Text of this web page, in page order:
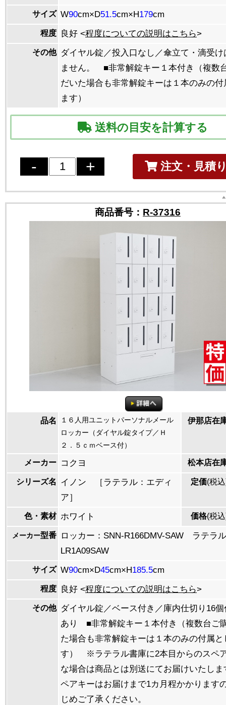
サイズ W90cm×D51.5cm×H179cm
程度 良好 <程度についての説明はこちら>
その他 ダイヤル錠／投入口なし／傘立て・滴受
ません。 ■非常解錠キー１本付き（複数
だいた場合も非常解錠キーは１本のみの
ます）
送料の目安を計算する
注文・見積
商品番号： R-37316
品名
１６人用ユニットパーソナルメール
ロッカー（ダイヤル錠タイプ／Ｈ
２．５ｃｍベース付）
伊那店在
メーカー コクヨ 松本店在
シリーズ名
イノン ［ラテラル：エディ
ア］
定価(税
色・素材 ホワイト 価格(税
メーカー型番
ロッカー：SNN-R166DMV-SAW ラテラ
LR1A09SAW
サイズ W90cm×D45cm×H185.5cm
程度 良好 <程度についての説明はこちら>
その他 ダイヤル錠／ベース付き／庫内仕切り16
あり ■非常解錠キー１本付き（複数台ご
た場合も非常解錠キーは１本のみの付属
す） ※ラテラル書庫に2本目からのスペ
な場合は商品とは別送にてお届けいたし
ペアキーはお届けまで1カ月程かかります
じめご了承ください。